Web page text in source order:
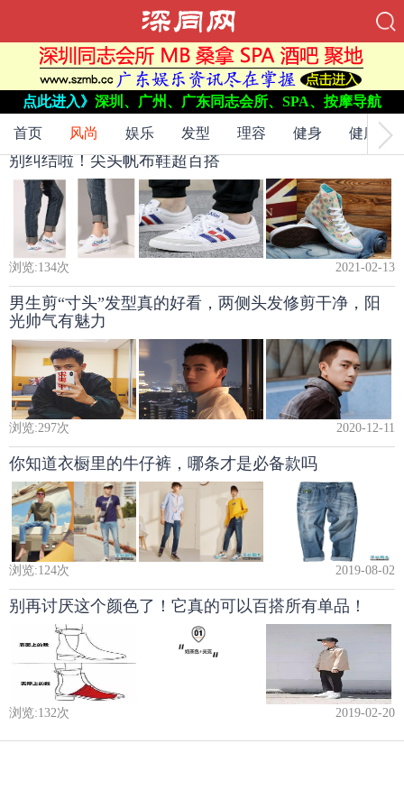
点此进入》 深圳、广州、广东同志会所、SPA、按摩导航
首页 风尚 娱乐 发型 理容 健身 健康
当前位置： 网站首页 ->
别纠结啦！尖头帆布鞋超百搭
浏览:134次 2021-02-13
男生剪“寸头”发型真的好看，两侧头发修剪干净，阳
光帅气有魅力
浏览:297次 2020-12-11
你知道衣橱里的牛仔裤，哪条才是必备款吗
浏览:124次 2019-08-02
别再讨厌这个颜色了！它真的可以百搭所有单品！
浏览:132次 2019-02-20